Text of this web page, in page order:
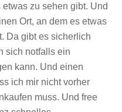
zu sehen gibt. Und
Ort, an dem es etwas
Da gibt es sicherlich
sich notfalls ein
kann. Und einen
ich mir nicht vorher
muss. Und free